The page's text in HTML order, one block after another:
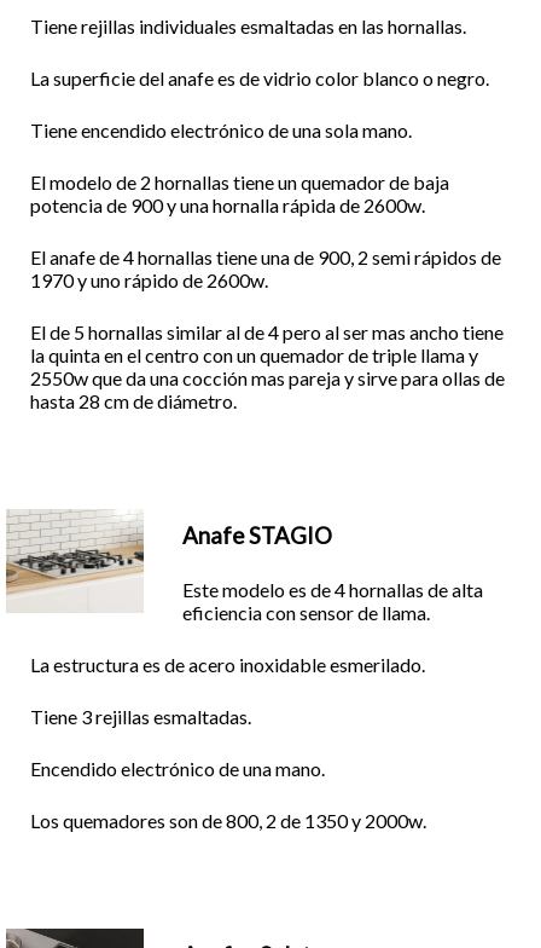
Tiene rejillas individuales esmaltadas en las hornallas.
La superficie del anafe es de vidrio color blanco o negro.
Tiene encendido electrónico de una sola mano.
El modelo de 2 hornallas tiene un quemador de baja
potencia de 900 y una hornalla rápida de 2600w.
El anafe de 4 hornallas tiene una de 900, 2 semi rápidos de
1970 y uno rápido de 2600w.
El de 5 hornallas similar al de 4 pero al ser mas ancho tiene
la quinta en el centro con un quemador de triple llama y
2550w que da una cocción mas pareja y sirve para ollas de
hasta 28 cm de diámetro.
Anafe STAGIO
Este modelo es de 4 hornallas de alta
eficiencia con sensor de llama.
La estructura es de acero inoxidable esmerilado.
Tiene 3 rejillas esmaltadas.
Encendido electrónico de una mano.
Los quemadores son de 800, 2 de 1350 y 2000w.